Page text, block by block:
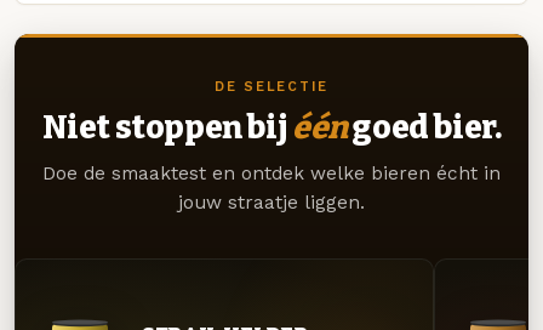
DE SELECTIE
Niet stoppen bij ééngoed bier.
Doe de smaaktest en ontdek welke bieren écht in
jouw straatje liggen.